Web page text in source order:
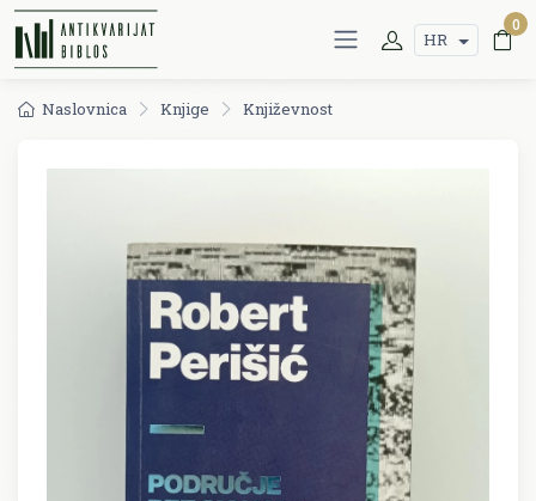
HR
0
Naslovnica Knjige Književnost